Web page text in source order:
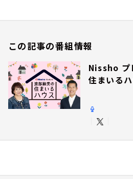
この記事の番組情報
Nissho プ
住まいる